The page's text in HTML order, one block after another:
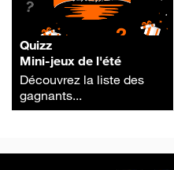
Quizz
Mini-jeux de l'été
Découvrez la liste des
gagnants...